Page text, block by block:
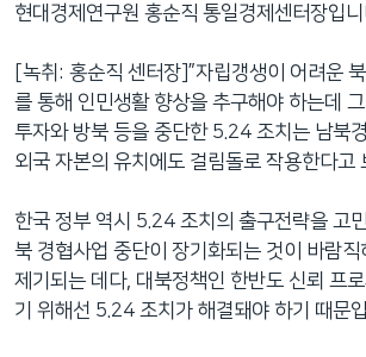
현대경제연구원 홍순직 통일경제센터장입니
[녹취: 홍순직 센터장]”자립갱생이 어려운
를 통해 인민생활 향상을 추구해야 하는데
투자와 방북 등을 중단한 5.24 조치는 남북
외국 자본의 유치에도 걸림돌로 작용한다고
한국 정부 역시 5.24 조치의 출구전략을 고
북 경협사업 중단이 장기화되는 것이 바람직
제기되는 데다, 대북정책인 한반도 신뢰 프
기 위해선 5.24 조치가 해결돼야 하기 때문